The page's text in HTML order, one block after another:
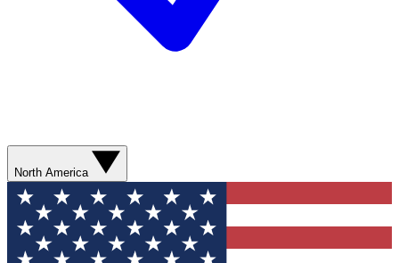
North America